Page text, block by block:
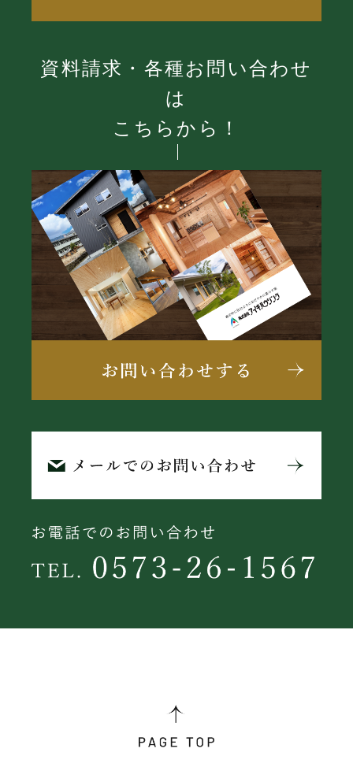
資料請求・各種お問い合わせ
は
こちらから！